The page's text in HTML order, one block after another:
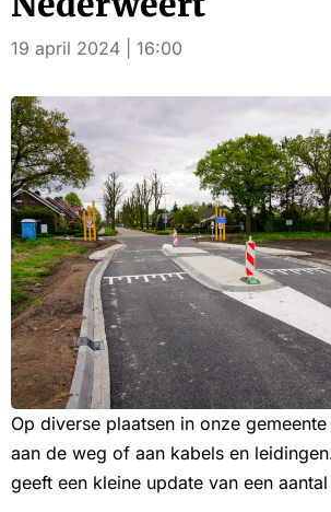
19 april 2024 | 16:00
Op diverse plaatsen in onze
aan de weg of aan kabels en
geeft een kleine update van een